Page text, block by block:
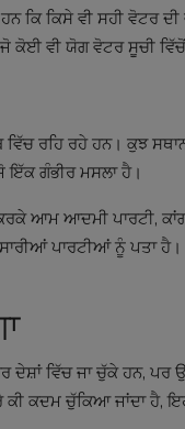
ਕਿ ਕਿਸੇ ਵੀ ਸਹੀ ਵੋਟਰ
ਵੀ ਯੋਗ ਵੋਟਰ ਸੂਚੀ ਵਿੱਚੋਂ
ਰਹਿ ਰਹੇ ਹਨ। ਕੁਝ
ਇੱਕ ਗੰਭੀਰ ਮਸਲਾ ਹੈ।
ਆਮ ਆਦਮੀ ਪਾਰਟੀ,
ਪਾਰਟੀਆਂ ਨੂੰ ਪਤਾ ਹੈ।
ਵਿੱਚ ਜਾ ਚੁੱਕੇ ਹਨ, ਪਰ
ਕਦਮ ਚੁੱਕਿਆ ਜਾਂਦਾ ਹੈ,